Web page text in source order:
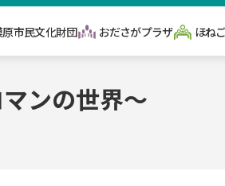
University
市民文化財団 おださがプラザ ほね
ンの世界～